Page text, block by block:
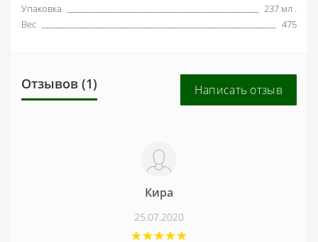
Упаковка
237 мл .
Вес
475
Отзывов (1) Написать отзыв
Кира
25.07.2020